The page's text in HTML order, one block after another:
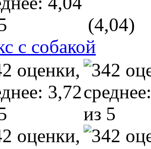
(4,04)
с собакой